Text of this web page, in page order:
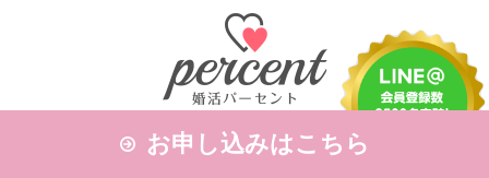
お申し込みはこちら
〒594-0071 大阪府和泉市府中町1-5-14